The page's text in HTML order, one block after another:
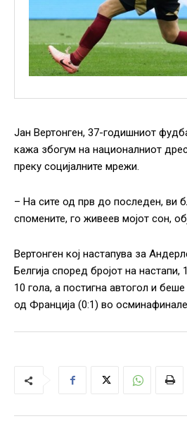
Јан Вертонген, 37-годишниот
кажа збогум на националниот
преку социјалните мрежи.
– На сите од прв до последен, ви
спомените, го живеев мојот сон,
Вертонген кој настапува за
Белгија според бројот на
10 гола, а постигна автогол и
од Франција (0:1) во